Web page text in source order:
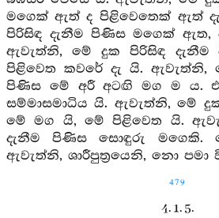
මගෙක් ඇත් ද පිළිවෙතෙක් ඇත්
පිරිසිඳ දැනීම පිණිස මගෙක් ඇත,
ඇවැත්නි, මේ දුක පිරිසිඳ
පිළිවෙත කවරේ දැ යි. ඇවැත්නි,
පිණිස මේ අරී අටඟි මග ම ය.
සම්මාසමාධිය යි. ඇවැත්නි, මේ
මේ මග යි, මේ පිළිවෙත යි.
දැනීම පිණිස සොඳුරු මගෙකි.
ඇවැත්නි, ශාරීපුත්‍රයෙනි, නො පමා
479
4. 1. 5.